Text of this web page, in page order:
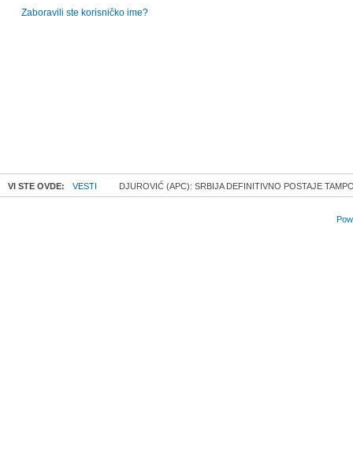
Zaboravili ste korisničko ime?
VI STE OVDE: VESTI DJUROVIĆ (APC): SRBIJA DEFINITIVNO POSTAJE